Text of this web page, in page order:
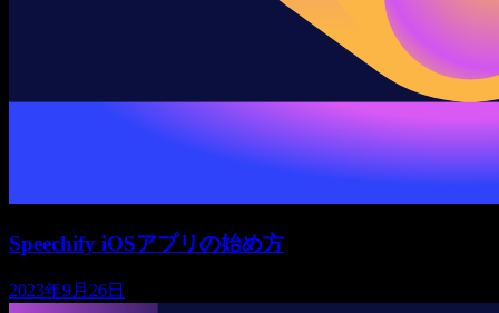
Speechify iOSアプリの始め方
2023年9月26日